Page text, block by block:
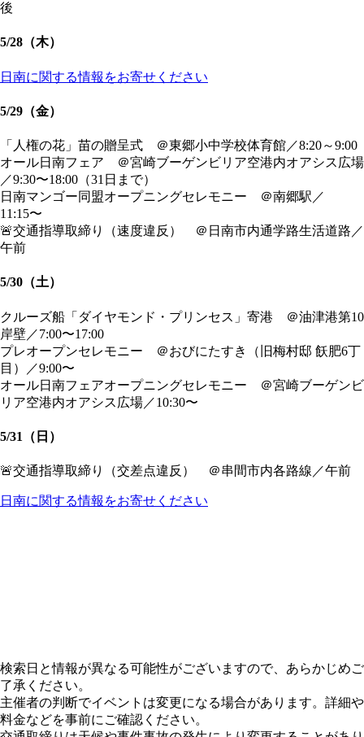
後
5/28（木）
日南に関する情報をお寄せください
5/29（金）
「人権の花」苗の贈呈式 ＠東郷小中学校体育館／8:20～9:00
オール日南フェア ＠宮崎ブーゲンビリア空港内オアシス広場
／9:30〜18:00（31日まで）
日南マンゴー同盟オープニングセレモニー ＠南郷駅／
11:15〜
🚨交通指導取締り（速度違反） ＠日南市内通学路生活道路／
午前
5/30（土）
クルーズ船「ダイヤモンド・プリンセス」寄港 ＠油津港第10
岸壁／7:00〜17:00
プレオープンセレモニー ＠おびにたすき（旧梅村邸 飫肥6丁
目）／9:00〜
オール日南フェアオープニングセレモニー ＠宮崎ブーゲンビ
リア空港内オアシス広場／10:30〜
5/31（日）
🚨交通指導取締り（交差点違反） ＠串間市内各路線／午前
日南に関する情報をお寄せください
検索日と情報が異なる可能性がございますので、あらかじめご
了承ください。
主催者の判断でイベントは変更になる場合があります。詳細や
料金などを事前にご確認ください。